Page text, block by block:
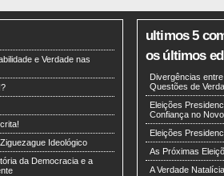
e Verdade nas
Ideológico
da Democracia e a
ultimos 5
os últimos
Divergências
Questões de
Eleições
Confiança no
Eleições
As Próximas
A Verdade